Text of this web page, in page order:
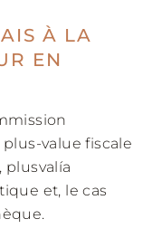
À LA
EN
plus-value fiscale
plusvalía
et, le cas